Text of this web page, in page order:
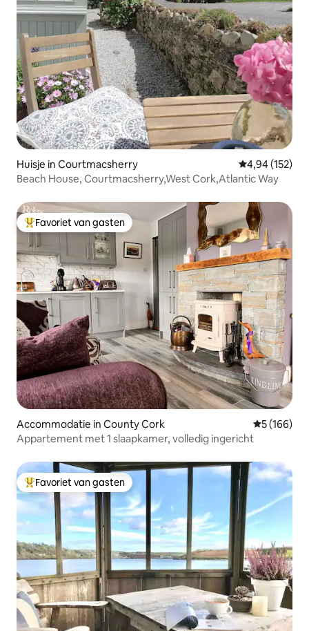
Huisje in Courtmacsherry Gemiddelde
4,94 (152)
Beach House, Courtmacsherry,West Cork,Atlantic Way
Topfavoriet van gasten
Favoriet van gasten
Accommodatie in County Cork
5 (166)
Appartement met 1 slaapkamer, volledig ingericht
Topfavoriet van gasten
Favoriet van gasten